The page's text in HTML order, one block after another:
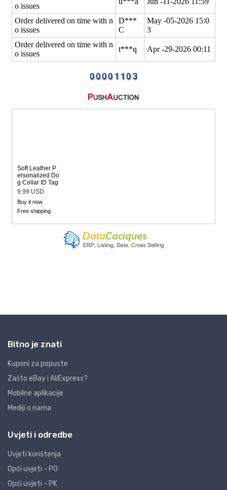
Bitno je znati
Kuponi za popuste
Zašto eBay i AliExpress?
Mobilne aplikacije
Mediji o nama
Uvjeti i odredbe
Uvjeti korištenja
Opći uvjeti - PO
Opći uvjeti - PK